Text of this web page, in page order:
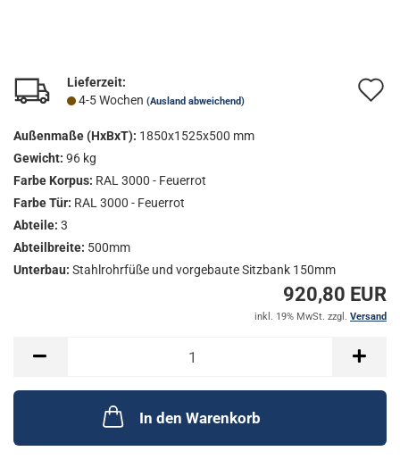
Lieferzeit:
4-5 Wochen (Ausland abweichend)
Außenmaße (HxBxT): 1850x1525x500 mm
Gewicht: 96 kg
Farbe Korpus: RAL 3000 - Feuerrot
Farbe Tür: RAL 3000 - Feuerrot
Abteile: 3
Abteilbreite: 500mm
Unterbau: Stahlrohrfüße und vorgebaute Sitzbank 150mm
920,80 EUR
inkl. 19% MwSt. zzgl. Versand
In den Warenkorb